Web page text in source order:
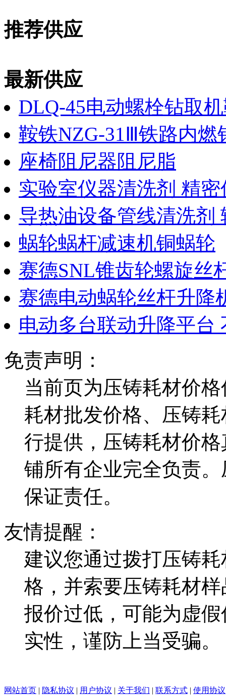
推荐供应
最新供应
DLQ-45电动螺栓钻取
鞍铁NZG-31Ⅲ铁路内燃
座椅阻尼器阻尼脂
实验室仪器清洗剂 精
导热油设备管线清洗剂
蜗轮蜗杆减速机铜蜗轮
赛德SNL锥齿轮螺旋丝
赛德电动蜗轮丝杆升降
电动多台联动升降平台
免责声明：
当前页为压铸耗材价
耗材批发价格、压铸
行提供，压铸耗材价
铺所有企业完全负责
保证责任。
友情提醒：
建议您通过拨打压铸
格，并索要压铸耗材
报价过低，可能为虚
实性，谨防上当受骗。
网站首页 | 隐私协议 | 用户协议 | 关于我们 | 联系方式 | 使用协议